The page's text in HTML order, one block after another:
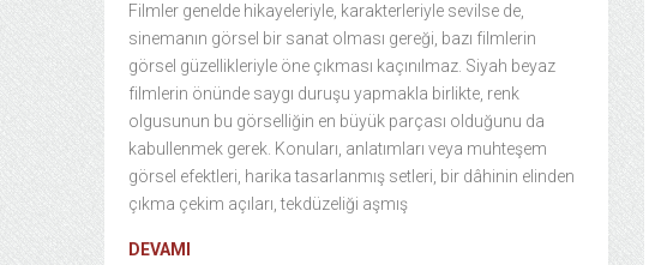
Filmler genelde hikayeleriyle, karakterleriyle sevilse de,
sinemanın görsel bir sanat olması gereği, bazı filmlerin
görsel güzellikleriyle öne çıkması kaçınılmaz. Siyah beyaz
filmlerin önünde saygı duruşu yapmakla birlikte, renk
olgusunun bu görselliğin en büyük parçası olduğunu da
kabullenmek gerek. Konuları, anlatımları veya muhteşem
görsel efektleri, harika tasarlanmış setleri, bir dâhinin elinden
çıkma çekim açıları, tekdüzeliği aşmış
DEVAMI